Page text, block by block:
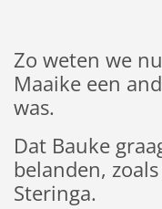
Zo weten we
Maaike een
was.
Dat Bauke
belanden,
Steringa.